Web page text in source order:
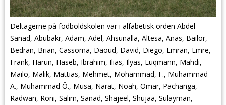
Deltagerne på fodboldskolen var i alfabetisk orden Abdel-
Sanad, Abubakr, Adam, Adel, Ahsunalla, Altesa, Anas, Bailor,
Bedran, Brian, Cassoma, Daoud, David, Diego, Emran, Emre,
Frank, Harun, Haseb, Ibrahim, Ilias, Ilyas, Luqmann, Mahdi,
Mailo, Malik, Mattias, Mehmet, Mohammad, F., Muhammad
A., Muhammad Ö., Musa, Narat, Noah, Omar, Pachanga,
Radwan, Roni, Salim, Sanad, Shajeel, Shujaa, Sulayman,